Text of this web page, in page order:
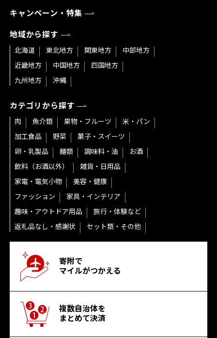
キャンペーン・特集
地域から探す
北海道 東北地方 関東地方
中部地方
近畿地方
中国地方
四国地方
九州地方
沖縄
カテゴリから探す
肉 魚介類 果物・フルーツ
米・パン
加工食品
野菜
菓子・スイーツ
卵・乳製品
麺類 調味料・油
お酒
飲料（お酒以外）
雑貨・日用品
家電・電気小物
美容・健康
ファッション
家具・インテリア
趣味・アウトドア用品
旅行・体験など
返礼品なし・感謝状
セット類・その他
寄附で
マイルがつかえる
複数自治体を
まとめて決済